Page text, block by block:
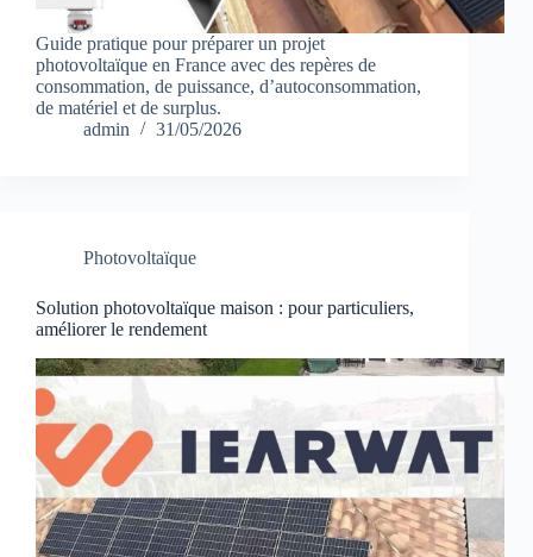
Guide pratique pour préparer un projet
photovoltaïque en France avec des repères de
consommation, de puissance, d’autoconsommation,
de matériel et de surplus.
admin
31/05/2026
Photovoltaïque
Solution photovoltaïque maison : pour particuliers,
améliorer le rendement